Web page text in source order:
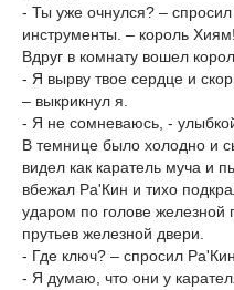
- Ты уже очнулся? –
инструменты. – король
Вдруг в комнату вошел
- Я вырву твое сердце и
– выкрикнул я.
- Я не сомневаюсь, -
В темнице было холодно и
видел как каратель муча и
вбежал Ра'Кин и тихо
ударом по голове железной
прутьев железной двери.
- Где ключ? – спросил Ра'Кин.
- Я думаю, что они у